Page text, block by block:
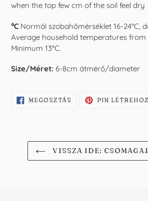
when the top few cm of the soil feel dry
℃ Normál szobahőmérséklet 16-24°C,
Average household temperatures from
Minimum 13°C.
Size/Méret: 6-8cm átmérő/diameter
MEGOSZTÁS OSZD
MEG
PIN
VISSZA IDE: